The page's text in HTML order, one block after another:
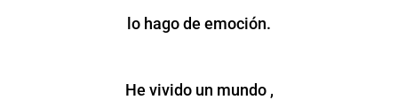
lo hago de emoción.
He vivido un mundo ,